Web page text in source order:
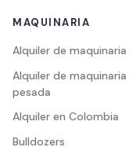
MAQUINARIA
Alquiler de maquinaria
Alquiler de maquinaria
pesada
Alquiler en Colombia
Bulldozers